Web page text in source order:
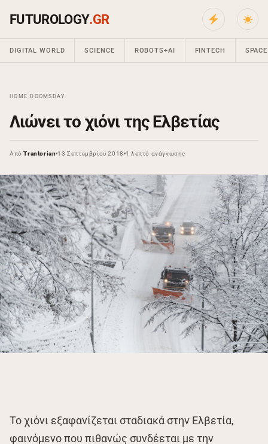
FUTUROLOGY.GR
DIGITAL WORLD SCIENCE ROBOTS+AI FINTECH SPACE
HOME DOOMSDAY
Λιώνει το χιόνι της Ελβετίας
ΑπόTrantorian 13 Σεπτεμβρίου 2018 1 λεπτό ανάγνωσης
Το χιόνι εξαφανίζεται σταδιακά στην Ελβετία,
φαινόμενο που πιθανώς συνδέεται με την